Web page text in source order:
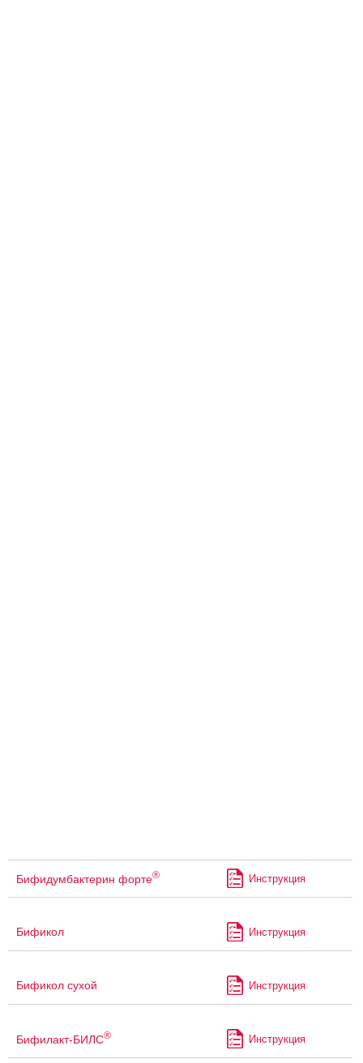
Бифидумбактерин форте® Инструкция
Бификол Инструкция
Бификол сухой Инструкция
Бифилакт-БИЛС® Инструкция